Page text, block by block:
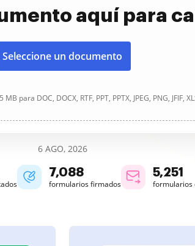
aquí para
Seleccione un documento
para DOC, DOCX, RTF, PPT, PPTX, JPEG, PNG, JFIF,
6 AGO, 2026
7,088
formularios firmados
5,251
formularios